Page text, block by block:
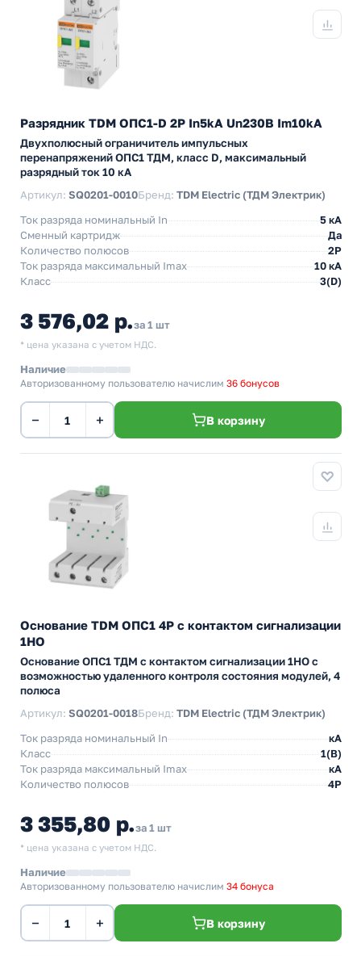
Разрядник TDM ОПС1-D 2Р In5kA Un230B Im10kA
Двухполюсный ограничитель импульсных
перенапряжений ОПС1 ТДМ, класс D, максимальный
разрядный ток 10 кА
Артикул: SQ0201-0010Бренд: TDM Electric (ТДМ Электрик)
Ток разряда номинальный In
5 кА
Сменный картридж
Да
Количество полюсов
2P
Ток разряда максимальный Imax
10 кА
Класс
3(D)
3 576,02 р.за 1 шт
* цена указана с учетом НДС.
Наличие
Авторизованному пользователю начислим 36 бонусов
− + В корзину
Основание TDM ОПС1 4Р с контактом сигнализации
1НО
Основание ОПС1 ТДМ с контактом сигнализации 1НО с
возможностью удаленного контроля состояния модулей, 4
полюса
Артикул: SQ0201-0018Бренд: TDM Electric (ТДМ Электрик)
Ток разряда номинальный In
кА
Класс
1(В)
Ток разряда максимальный Imax
кА
Количество полюсов
4P
3 355,80 р.за 1 шт
* цена указана с учетом НДС.
Наличие
Авторизованному пользователю начислим 34 бонуса
− + В корзину